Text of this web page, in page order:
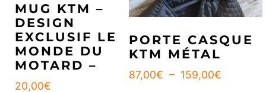
MUG KTM –
DESIGN
EXCLUSIF LE
MONDE DU
MOTARD –
20,00€
PORTE CASQUE
KTM MÉTAL
87,00€ – 159,00€